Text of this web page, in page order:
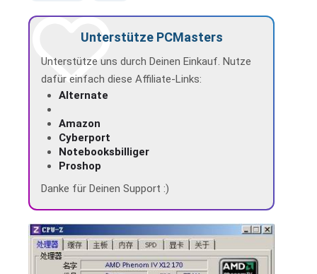
Unterstütze PCMasters
Unterstütze uns durch Deinen Einkauf. Nutze
dafür einfach diese Affiliate-Links:
Alternate
Amazon
Cyberport
Notebooksbilliger
Proshop
Danke für Deinen Support :)